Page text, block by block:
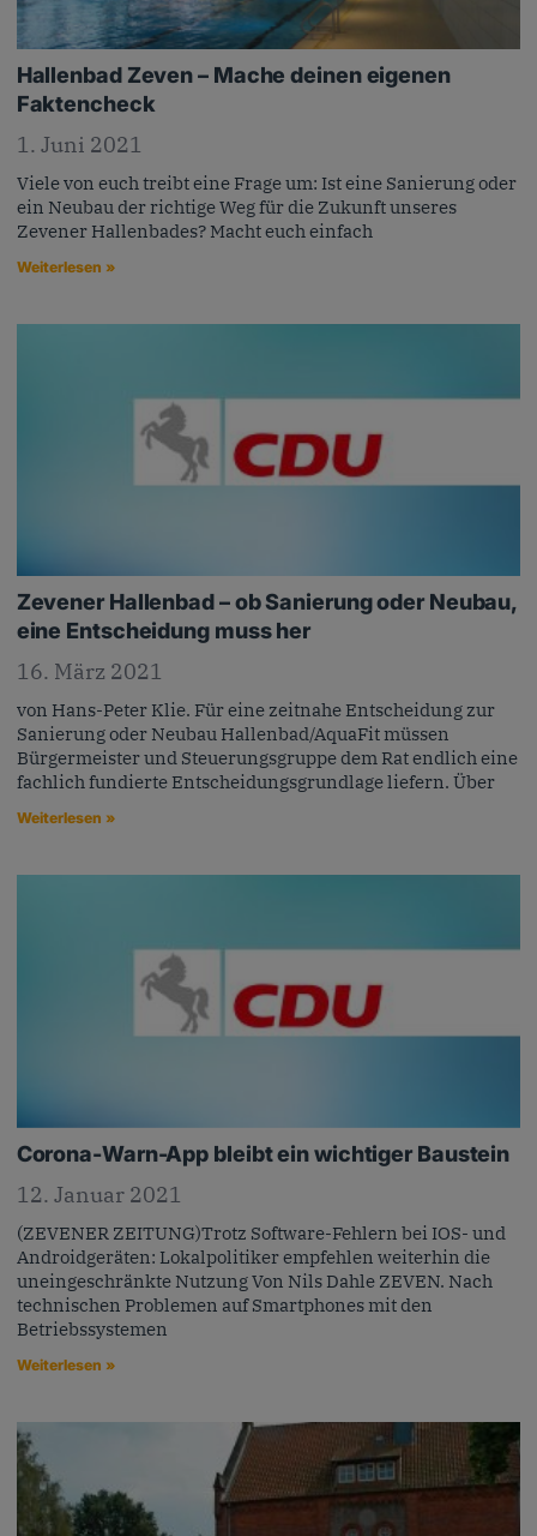
Hallenbad Zeven – Mache deinen eigenen
Faktencheck
1. Juni 2021
Viele von euch treibt eine Frage um: Ist eine Sanierung oder
ein Neubau der richtige Weg für die Zukunft unseres
Zevener Hallenbades? Macht euch einfach
Weiterlesen »
Zevener Hallenbad – ob Sanierung oder Neubau,
eine Entscheidung muss her
16. März 2021
von Hans-Peter Klie. Für eine zeitnahe Entscheidung zur
Sanierung oder Neubau Hallenbad/AquaFit müssen
Bürgermeister und Steuerungsgruppe dem Rat endlich eine
fachlich fundierte Entscheidungsgrundlage liefern. Über
Weiterlesen »
Corona-Warn-App bleibt ein wichtiger Baustein
12. Januar 2021
(ZEVENER ZEITUNG)Trotz Software-Fehlern bei IOS- und
Androidgeräten: Lokalpolitiker empfehlen weiterhin die
uneingeschränkte Nutzung Von Nils Dahle ZEVEN. Nach
technischen Problemen auf Smartphones mit den
Betriebssystemen
Weiterlesen »